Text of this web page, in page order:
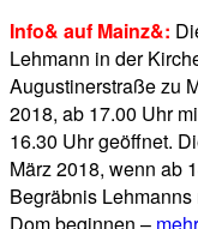
Info& auf Mainz&:
Lehmann in der
Augustinerstraße zu
2018, ab 17.00 Uhr
16.30 Uhr geöffnet.
März 2018, wenn ab
Begräbnis